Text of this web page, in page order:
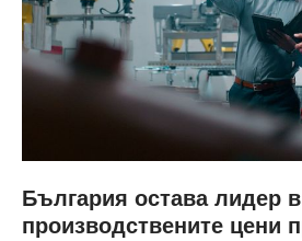
България остава лидер
производствените цени